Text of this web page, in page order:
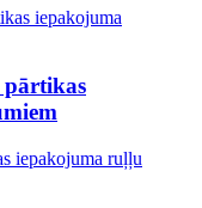
pārtikas
iepakojuma ruļļu